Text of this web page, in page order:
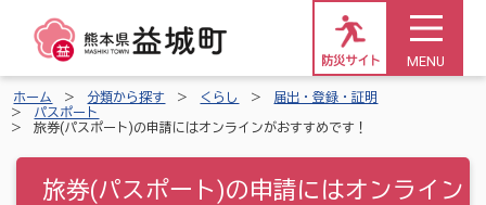
防災サイト MENU
ホーム 分類から探す くらし
届出・登録・証明
パスポート
旅券(パスポート)の申請にはオンラインがおすすめです！
旅券(パスポート)の申請にはオンライン